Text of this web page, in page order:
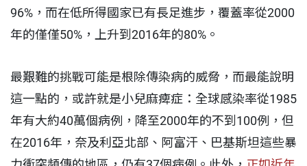
96%，而在低所得國家已有長足進步，覆蓋率從2000
年的僅僅50%，上升到2016年的80%。
最艱難的挑戰可能是根除傳染病的威脅，而最能說明
這一點的，或許就是小兒麻痺症：全球感染率從1985
年有大約40萬個病例，降至2000年的不到100例，但
在2016年，奈及利亞北部、阿富汗、巴基斯坦這些暴